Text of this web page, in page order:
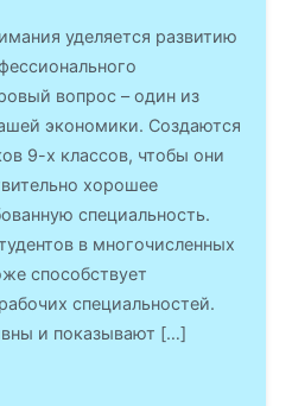
уделяется развитию
вопрос – один из
экономики. Создаются
9-х классов, чтобы они
хорошее
специальность.
в многочисленных
способствует
специальностей.
и показывают […]